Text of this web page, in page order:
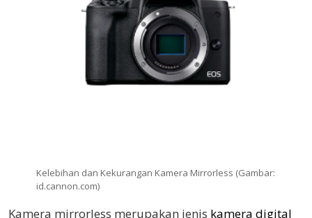
Kelebihan dan Kekurangan Kamera Mirrorless (Gambar:
id.cannon.com)
Kamera mirrorless merupakan jenis kamera digital